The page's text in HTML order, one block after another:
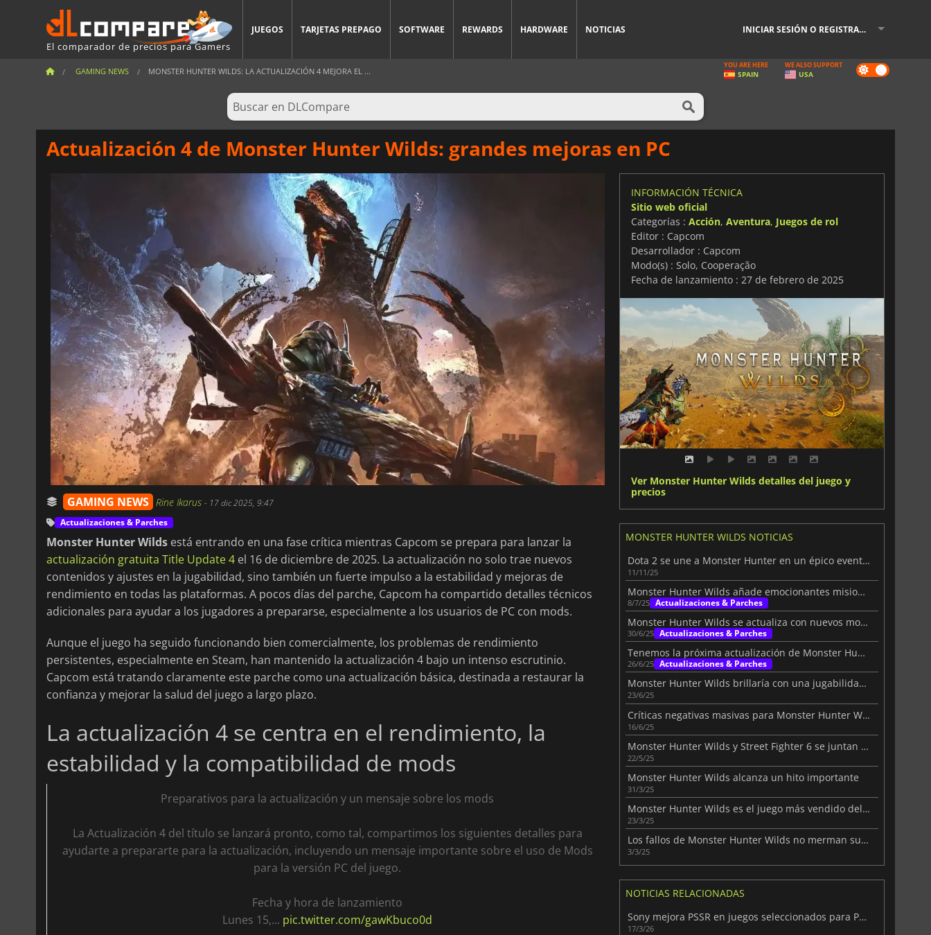
El comparador de precios para Gamers
JUEGOS TARJETAS PREPAGO SOFTWARE REWARDS HARDWARE NOTICIAS INICIAR SESIÓN O REGISTRARSE
GAMING NEWS MONSTER HUNTER WILDS: LA ACTUALIZACIÓN 4 MEJORA EL ... Dark
mode
YOU ARE HERE
SPAIN
WE ALSO SUPPORT
USA
Actualización 4 de Monster Hunter Wilds: grandes mejoras en PC
GAMING NEWS Rine Ikarus - 17 dic 2025, 9:47
Actualizaciones & Parches
Monster Hunter Wilds está entrando en una fase crítica mientras Capcom se prepara para lanzar la
actualización gratuita Title Update 4 el 16 de diciembre de 2025. La actualización no solo trae nuevos
contenidos y ajustes en la jugabilidad, sino también un fuerte impulso a la estabilidad y mejoras de
rendimiento en todas las plataformas. A pocos días del parche, Capcom ha compartido detalles técnicos
adicionales para ayudar a los jugadores a prepararse, especialmente a los usuarios de PC con mods.
Aunque el juego ha seguido funcionando bien comercialmente, los problemas de rendimiento
persistentes, especialmente en Steam, han mantenido la actualización 4 bajo un intenso escrutinio.
Capcom está tratando claramente este parche como una actualización básica, destinada a restaurar la
confianza y mejorar la salud del juego a largo plazo.
La actualización 4 se centra en el rendimiento, la
estabilidad y la compatibilidad de mods
Preparativos para la actualización y un mensaje sobre los mods
La Actualización 4 del título se lanzará pronto, como tal, compartimos los siguientes detalles para
ayudarte a prepararte para la actualización, incluyendo un mensaje importante sobre el uso de Mods
para la versión PC del juego.
Fecha y hora de lanzamiento
Lunes 15,... pic.twitter.com/gawKbuco0d
INFORMACIÓN TÉCNICA
Sitio web oficial
Categorías : Acción, Aventura, Juegos de rol
Editor : Capcom
Desarrollador : Capcom
Modo(s) : Solo, Cooperação
Fecha de lanzamiento : 27 de febrero de 2025
Ver Monster Hunter Wilds detalles del juego y
precios
MONSTER HUNTER WILDS NOTICIAS
Dota 2 se une a Monster Hunter en un épico evento cruzado
11/11/25
Monster Hunter Wilds añade emocionantes misiones temporales
8/7/25 Actualizaciones & Parches
Monster Hunter Wilds se actualiza con nuevos monstruos y características
30/6/25 Actualizaciones & Parches
Tenemos la próxima actualización de Monster Hunter Wilds
26/6/25 Actualizaciones & Parches
Monster Hunter Wilds brillaría con una jugabilidad mejorada
23/6/25
Críticas negativas masivas para Monster Hunter Wilds
16/6/25
Monster Hunter Wilds y Street Fighter 6 se juntan en un épico crossover
22/5/25
Monster Hunter Wilds alcanza un hito importante
31/3/25
Monster Hunter Wilds es el juego más vendido del año hasta la fecha
23/3/25
Los fallos de Monster Hunter Wilds no merman su éxito
3/3/25
NOTICIAS RELACIONADAS
Sony mejora PSSR en juegos seleccionados para PS5 Pro
17/3/26